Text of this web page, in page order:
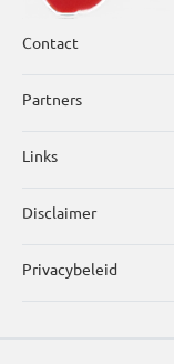
Contact
Partners
Links
Disclaimer
Privacybeleid